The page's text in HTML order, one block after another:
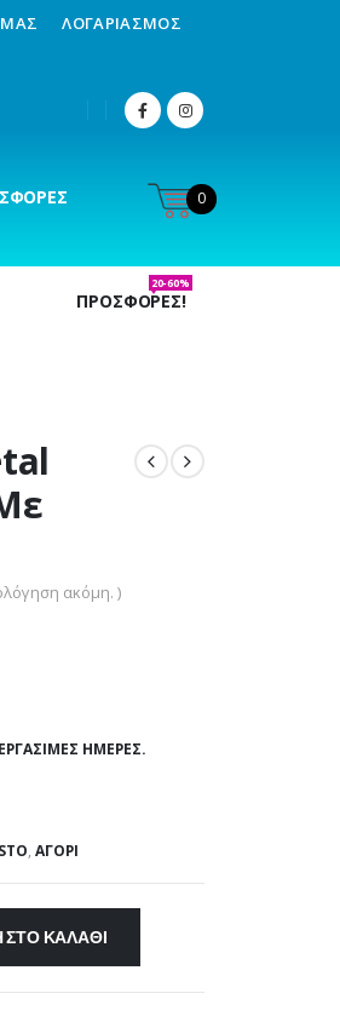
ΛΟΓΑΡΙΑΣΜΌΣ
0
ΠΡΟΣΦΟΡΕΣ!
20-60%
ακόμη. )
ΗΜΈΡΕΣ.
, ΑΓΌΡΙ
ΚΑΛΆΘΙ